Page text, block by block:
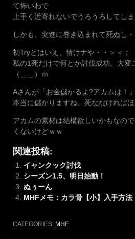
て怖いわで
上手く近寄れないでうろうろしてし
しかも、突進に巻き込まれて死ぬし
初Tryとはいえ、情けナや・・＞＜；
私の1死だけで何とか討伐成功。大変
（＿＿）ｍ
Aさんが「お金儲かるよ?アカムは！
本当に儲かりますね。死ななければ
アカムの素材は結構欲しいかもなの
くないけどｗｗ
関連投稿:
イャンクック討伐
シーズン1.5、明日始動！
ぬぅーん
MHFメモ：カラ骨【小】入手方法
CATEGORIES: MHF